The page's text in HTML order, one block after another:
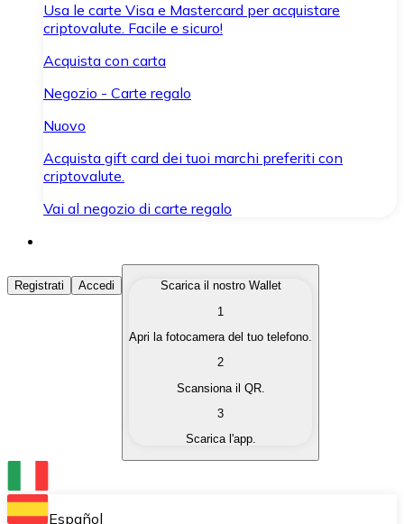
Usa le carte Visa e Mastercard per acquistare
criptovalute. Facile e sicuro!
Acquista con carta
Negozio - Carte regalo
Nuovo
Acquista gift card dei tuoi marchi preferiti con
criptovalute.
Vai al negozio di carte regalo
Acquista Criptovalute
Acquista le criptovalute che ti interessano in modo
Converti le tue criptovalute in valuta fiat quando ne
Scambia una criptovaluta con un'altra
Conserva le tue cripto in un Wallet self-custodial.
Registrati Accedi
Scarica il nostro Wallet
1
Apri la fotocamera del tuo telefono.
2
Scansiona il QR.
3
Scarica l'app.
Español